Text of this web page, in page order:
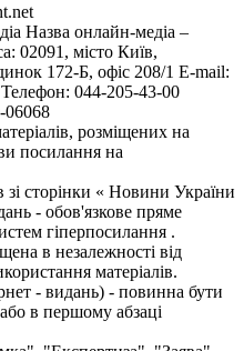
Назва онлайн-медіа –
02091, місто Київ,
172-Б, офіс 208/1 E-mail:
Телефон: 044-205-43-00
06068
розміщених на
посилання на
зі сторінки « Новини України
- обов'язкове пряме
гіперпосилання .
в незалежності від
матеріалів.
- видань) - повинна бути
в першому абзаці